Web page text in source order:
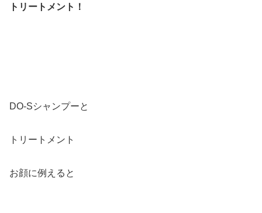
トリートメント！
DO-Sシャンプーと
トリートメント
お顔に例えると